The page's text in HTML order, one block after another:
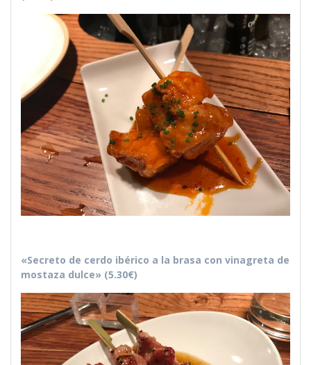
«Secreto de cerdo ibérico a la brasa con vinagreta de
mostaza dulce» (5.30€)